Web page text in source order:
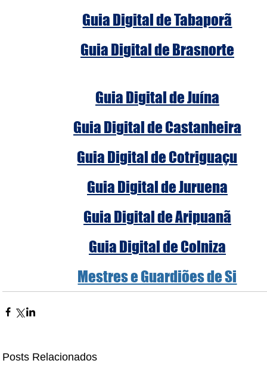
Guia Digital de Tabaporã
Guia Digital de Brasnorte
Guia Digital de Juína
Guia Digital de Castanheira
Guia Digital de Cotriguaçu
Guia Digital de Juruena
Guia Digital de Aripuanã
Guia Digital de Colniza
Mestres e Guardiões de Si
Posts Relacionados